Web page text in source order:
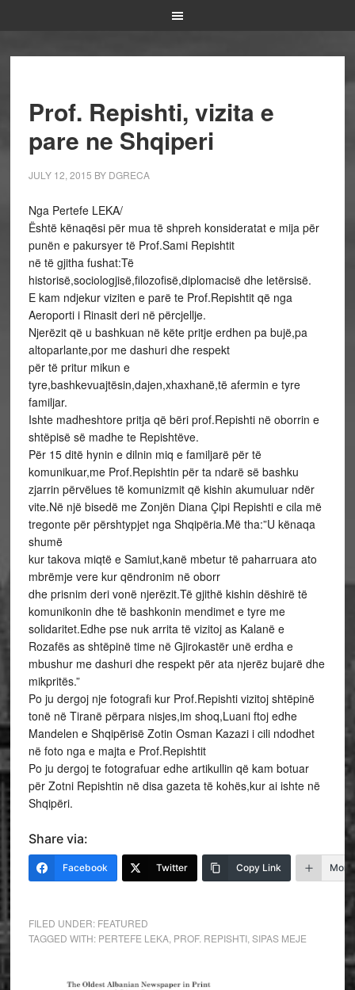
Prof. Repishti, vizita e
pare ne Shqiperi
JULY 12, 2015 BY DGRECA
Nga Pertefe LEKA/
Është kënaqësi për mua të shpreh konsideratat e mija për
punën e pakursyer të Prof.Sami Repishtit
në të gjitha fushat:Të
historisë,sociologjisë,filozofisë,diplomacisë dhe letërsisë.
E kam ndjekur viziten e parë te Prof.Repishtit që nga
Aeroporti i Rinasit deri në përcjellje.
Njerëzit që u bashkuan në këte pritje erdhen pa bujë,pa
altoparlante,por me dashuri dhe respekt
për të pritur mikun e
tyre,bashkevuajtësin,dajen,xhaxhanë,të afermin e tyre
familjar.
Ishte madheshtore pritja që bëri prof.Repishti në oborrin e
shtëpisë së madhe te Repishtëve.
Për 15 ditë hynin e dilnin miq e familjarë për të
komunikuar,me Prof.Repishtin për ta ndarë së bashku
zjarrin përvëlues të komunizmit që kishin akumuluar ndër
vite.Në një bisedë me Zonjën Diana Çipi Repishti e cila më
tregonte për përshtypjet nga Shqipëria.Më tha:”U kënaqa
shumë
kur takova miqtë e Samiut,kanë mbetur të paharruara ato
mbrëmje vere kur qëndronim në oborr
dhe prisnim deri vonë njerëzit.Të gjithë kishin dëshirë të
komunikonin dhe të bashkonin mendimet e tyre me
solidaritet.Edhe pse nuk arrita të vizitoj as Kalanë e
Rozafës as shtëpinë time në Gjirokastër unë erdha e
mbushur me dashuri dhe respekt për ata njerëz bujarë dhe
mikpritës.”
Po ju dergoj nje fotografi kur Prof.Repishti vizitoj shtëpinë
tonë në Tiranë përpara nisjes,im shoq,Luani ftoj edhe
Mandelen e Shqipërisë Zotin Osman Kazazi i cili ndodhet
në foto nga e majta e Prof.Repishtit
Po ju dergoj te fotografuar edhe artikullin që kam botuar
për Zotni Repishtin në disa gazeta të kohës,kur ai ishte në
Shqipëri.
Share via:
Facebook Twitter Copy Link More
FILED UNDER: FEATURED
TAGGED WITH: PERTEFE LEKA, PROF. REPISHTI, SIPAS MEJE